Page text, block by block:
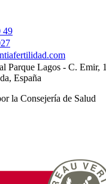
49
Parque Lagos - C. Emir, 1
España
la Consejería de Salud